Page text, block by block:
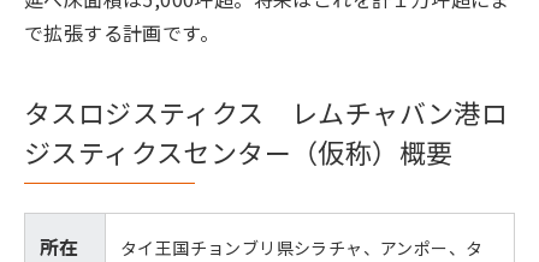
で拡張する計画です。
タスロジスティクス レムチャバン港ロ
ジスティクスセンター（仮称）概要
所在
タイ王国チョンブリ県シラチャ、アンポー、タ